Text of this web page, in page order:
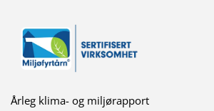
Årleg klima- og miljørapport